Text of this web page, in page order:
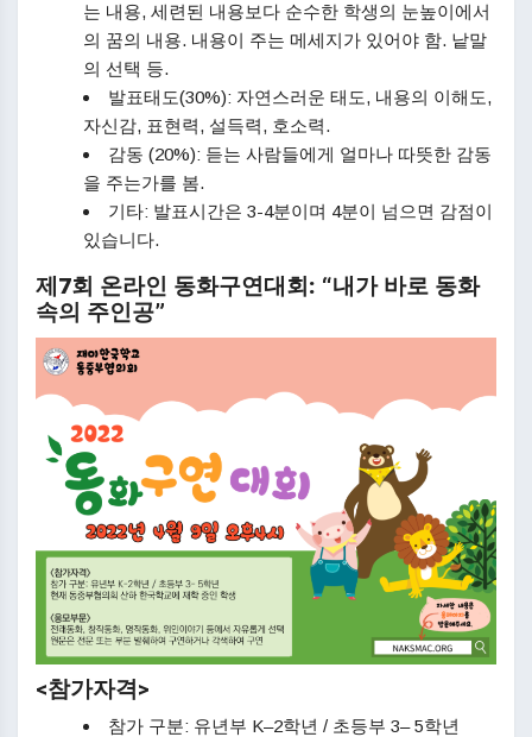
는 내용, 세련된 내용보다 순수한 학생의 눈높이에서
의 꿈의 내용. 내용이 주는 메세지가 있어야 함. 낱말
의 선택 등.
발표태도(30%): 자연스러운 태도, 내용의 이해도,
자신감, 표현력, 설득력, 호소력.
감동 (20%): 듣는 사람들에게 얼마나 따뜻한 감동
을 주는가를 봄.
기타: 발표시간은 3-4분이며 4분이 넘으면 감점이
있습니다.
제7회 온라인 동화구연대회: “내가 바로 동화
속의 주인공”
<참가자격>
참가 구분: 유년부 K–2학년 / 초등부 3– 5학년